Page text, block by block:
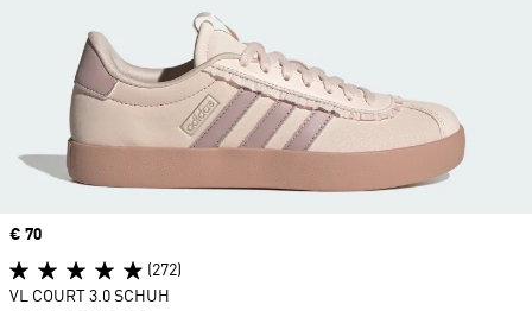
Price
€ 70
(272)
VL COURT 3.0 SCHUH